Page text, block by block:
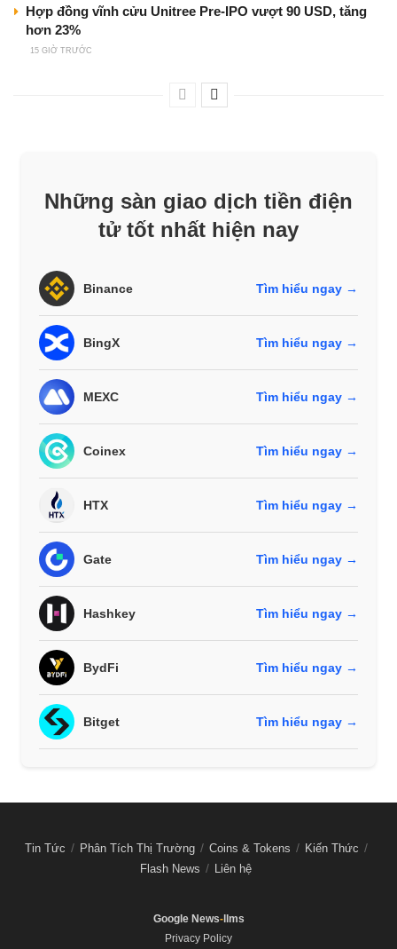
Hợp đồng vĩnh cửu Unitree Pre-IPO vượt 90 USD, tăng
hơn 23%
15 GIỜ TRƯỚC
Những sàn giao dịch tiền điện
tử tốt nhất hiện nay
Binance Tìm hiểu ngay →
BingX Tìm hiểu ngay →
MEXC Tìm hiểu ngay →
Coinex Tìm hiểu ngay →
HTX Tìm hiểu ngay →
Gate Tìm hiểu ngay →
Hashkey Tìm hiểu ngay →
BydFi Tìm hiểu ngay →
Bitget Tìm hiểu ngay →
Tin Tức Phân Tích Thị Trường Coins & Tokens
Kiến Thức
Flash News
Liên hệ
Google News-llms
Privacy Policy